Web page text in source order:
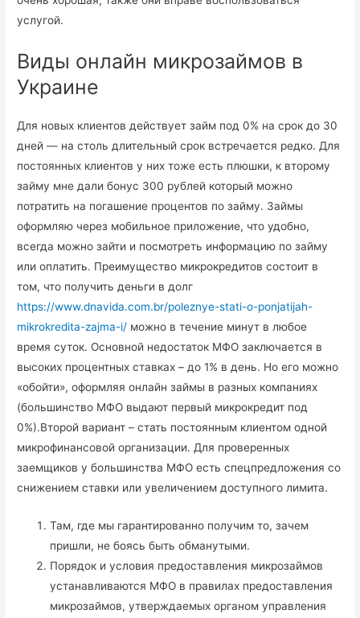
услугой.
Виды онлайн микрозаймов в
Украине
Для новых клиентов действует займ под 0% на срок до 30
дней — на столь длительный срок встречается редко. Для
постоянных клиентов у них тоже есть плюшки, к второму
займу мне дали бонус 300 рублей который можно
потратить на погашение процентов по займу. Займы
оформляю через мобильное приложение, что удобно,
всегда можно зайти и посмотреть информацию по займу
или оплатить. Преимущество микрокредитов состоит в
том, что получить деньги в долг
https://www.dnavida.com.br/poleznye-stati-o-ponjatijah-
mikrokredita-zajma-i/ можно в течение минут в любое
время суток. Основной недостаток МФО заключается в
высоких процентных ставках – до 1% в день. Но его можно
«обойти», оформляя онлайн займы в разных компаниях
(большинство МФО выдают первый микрокредит под
0%).Второй вариант – стать постоянным клиентом одной
микрофинансовой организации. Для проверенных
заемщиков у большинства МФО есть спецпредложения со
снижением ставки или увеличением доступного лимита.
Там, где мы гарантированно получим то, зачем
пришли, не боясь быть обманутыми.
Порядок и условия предоставления микрозаймов
устанавливаются МФО в правилах предоставления
микрозаймов, утверждаемых органом управления